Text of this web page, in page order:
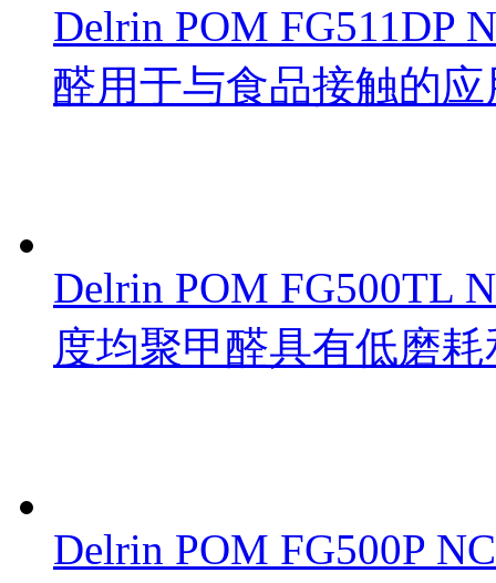
Delrin POM FG511DP
醛用于与食品接触的应
Delrin POM FG500TL
度均聚甲醛具有低磨
Delrin POM FG500P